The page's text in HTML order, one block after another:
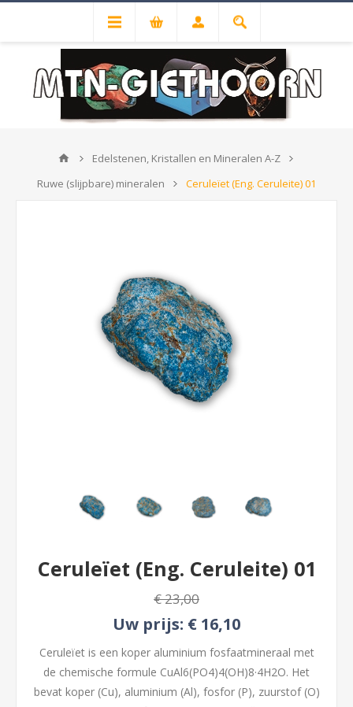
Edelstenen, Kristallen en Mineralen A-Z
Ruwe (slijpbare) mineralen
Ceruleïet (Eng. Ceruleite) 01
Ceruleïet (Eng. Ceruleite) 01
€ 23,00
Uw prijs: € 16,10
Ceruleïet is een koper aluminium fosfaatmineraal met
de chemische formule CuAl6(PO4)4(OH)8·4H2O. Het
bevat koper (Cu), aluminium (Al), fosfor (P), zuurstof (O)